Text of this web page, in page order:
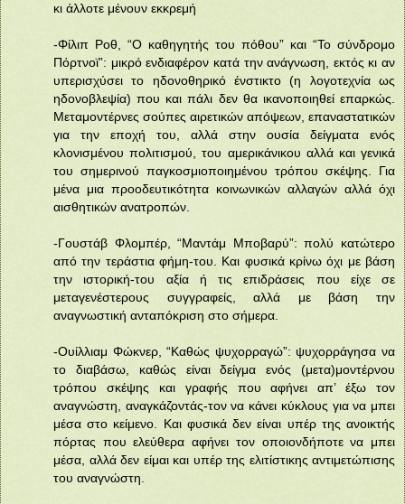
κι άλλοτε μένουν εκκρεμή
-Φίλιπ Ροθ, “Ο καθηγητής του πόθου” και “Το σύνδρομο
Πόρτνοϊ”: μικρό ενδιαφέρον κατά την ανάγνωση, εκτός κι αν
υπερισχύσει το ηδονοθηρικό ένστικτο (η λογοτεχνία ως
ηδονοβλεψία) που και πάλι δεν θα ικανοποιηθεί επαρκώς.
Μεταμοντέρνες σούπες αιρετικών απόψεων, επαναστατικών
για την εποχή του, αλλά στην ουσία δείγματα ενός
κλονισμένου πολιτισμού, του αμερικάνικου αλλά και γενικά
του σημερινού παγκοσμιοποιημένου τρόπου σκέψης. Για
μένα μια προοδευτικότητα κοινωνικών αλλαγών αλλά όχι
αισθητικών ανατροπών.
-Γουστάβ Φλομπέρ, “Μαντάμ Μποβαρύ”: πολύ κατώτερο
από την τεράστια φήμη-του. Και φυσικά κρίνω όχι με βάση
την ιστορική-του αξία ή τις επιδράσεις που είχε σε
μεταγενέστερους συγγραφείς, αλλά με βάση την
αναγνωστική ανταπόκριση στο σήμερα.
-Ουίλλιαμ Φώκνερ, “Καθώς ψυχορραγώ”: ψυχορράγησα να
το διαβάσω, καθώς είναι δείγμα ενός (μετα)μοντέρνου
τρόπου σκέψης και γραφής που αφήνει απ’ έξω τον
αναγνώστη, αναγκάζοντάς-τον να κάνει κύκλους για να μπει
μέσα στο κείμενο. Και φυσικά δεν είναι υπέρ της ανοικτής
πόρτας που ελεύθερα αφήνει τον οποιονδήποτε να μπει
μέσα, αλλά δεν είμαι και υπέρ της ελιτίστικης αντιμετώπισης
του αναγνώστη.